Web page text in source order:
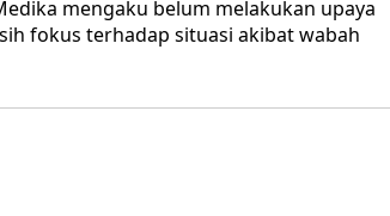
mengaku belum melakukan upaya
fokus terhadap situasi akibat wabah